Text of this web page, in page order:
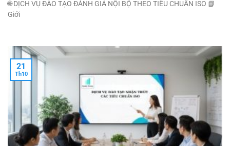
🌐 DỊCH VỤ ĐÀO TẠO ĐÁNH GIÁ NỘI BỘ THEO TIÊU CHUẨN ISO 📘
Giới
21
Th10